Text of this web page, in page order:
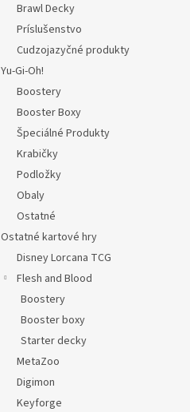
Brawl Decky
Príslušenstvo
Cudzojazyčné produkty
Yu-Gi-Oh!
Boostery
Booster Boxy
Špeciálné Produkty
Krabičky
Podložky
Obaly
Ostatné
Ostatné kartové hry
Disney Lorcana TCG
Flesh and Blood
Boostery
Booster boxy
Starter decky
MetaZoo
Digimon
Keyforge